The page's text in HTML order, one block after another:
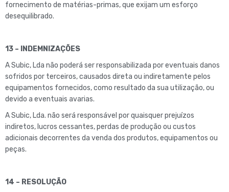
fornecimento de matérias-primas, que exijam um esforço
desequilibrado.
13 – INDEMNIZAÇÕES
A Subic, Lda não poderá ser responsabilizada por eventuais danos
sofridos por terceiros, causados direta ou indiretamente pelos
equipamentos fornecidos, como resultado da sua utilização, ou
devido a eventuais avarias.
A Subic, Lda. não será responsável por quaisquer prejuízos
indiretos, lucros cessantes, perdas de produção ou custos
adicionais decorrentes da venda dos produtos, equipamentos ou
peças.
14 – RESOLUÇÃO